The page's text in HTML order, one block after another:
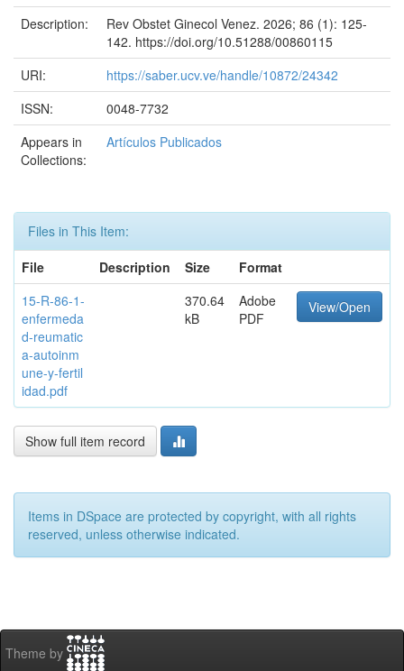
Description:
Rev Obstet Ginecol Venez. 2026; 86 (1): 125-
142. https://doi.org/10.51288/00860115
URI:
https://saber.ucv.ve/handle/10872/24342
ISSN:
0048-7732
Appears in
Collections:
Artículos Publicados
Files in This Item:
File
Description Size
Format
15-R-86-1-
enfermeda
d-reumatic
a-autoinm
une-y-fertil
idad.pdf
370.64
kB
Adobe
PDF
View/Open
Show full item record
Items in DSpace are protected by copyright, with all rights
reserved, unless otherwise indicated.
Theme by